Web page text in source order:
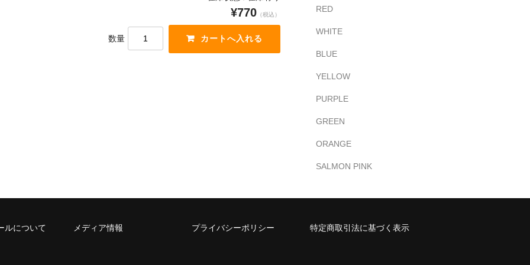
¥770 （税込）
数量
RED
WHITE
BLUE
YELLOW
PURPLE
GREEN
ORANGE
SALMON PINK
ルについて メディア情報 プライバシーポリシー 特定商取引法に基づく表示